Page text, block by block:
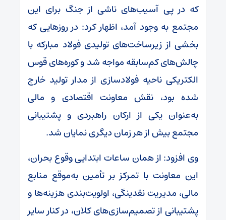
که در پی آسیب‌های ناشی از جنگ برای این
مجتمع به وجود آمد، اظهار کرد: در روز‌هایی که
بخشی از زیرساخت‌های تولیدی فولاد مبارکه با
چالش‌های کم‌سابقه مواجه شد و کوره‌های قوس
الکتریکی ناحیه فولادسازی از مدار تولید خارج
شده بود، نقش معاونت اقتصادی و مالی
به‌عنوان یکی از ارکان راهبردی و پشتیبانی
مجتمع بیش از هر زمان دیگری نمایان شد.
وی افزود: از همان ساعات ابتدایی وقوع بحران،
این معاونت با تمرکز بر تأمین به‌موقع منابع
مالی، مدیریت نقدینگی، اولویت‌بندی هزینه‌ها و
پشتیبانی از تصمیم‌سازی‌های کلان، در کنار سایر